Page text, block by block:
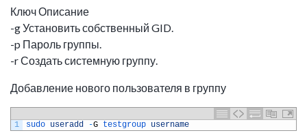
Ключ Описание
-g Установить собственный GID.
-p Пароль группы.
-r Создать системную группу.
Добавление нового пользователя в группу
1 sudo useradd -G testgroup username